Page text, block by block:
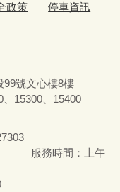
政策 停車資訊
99號文心樓8樓
、15300、15400
上午